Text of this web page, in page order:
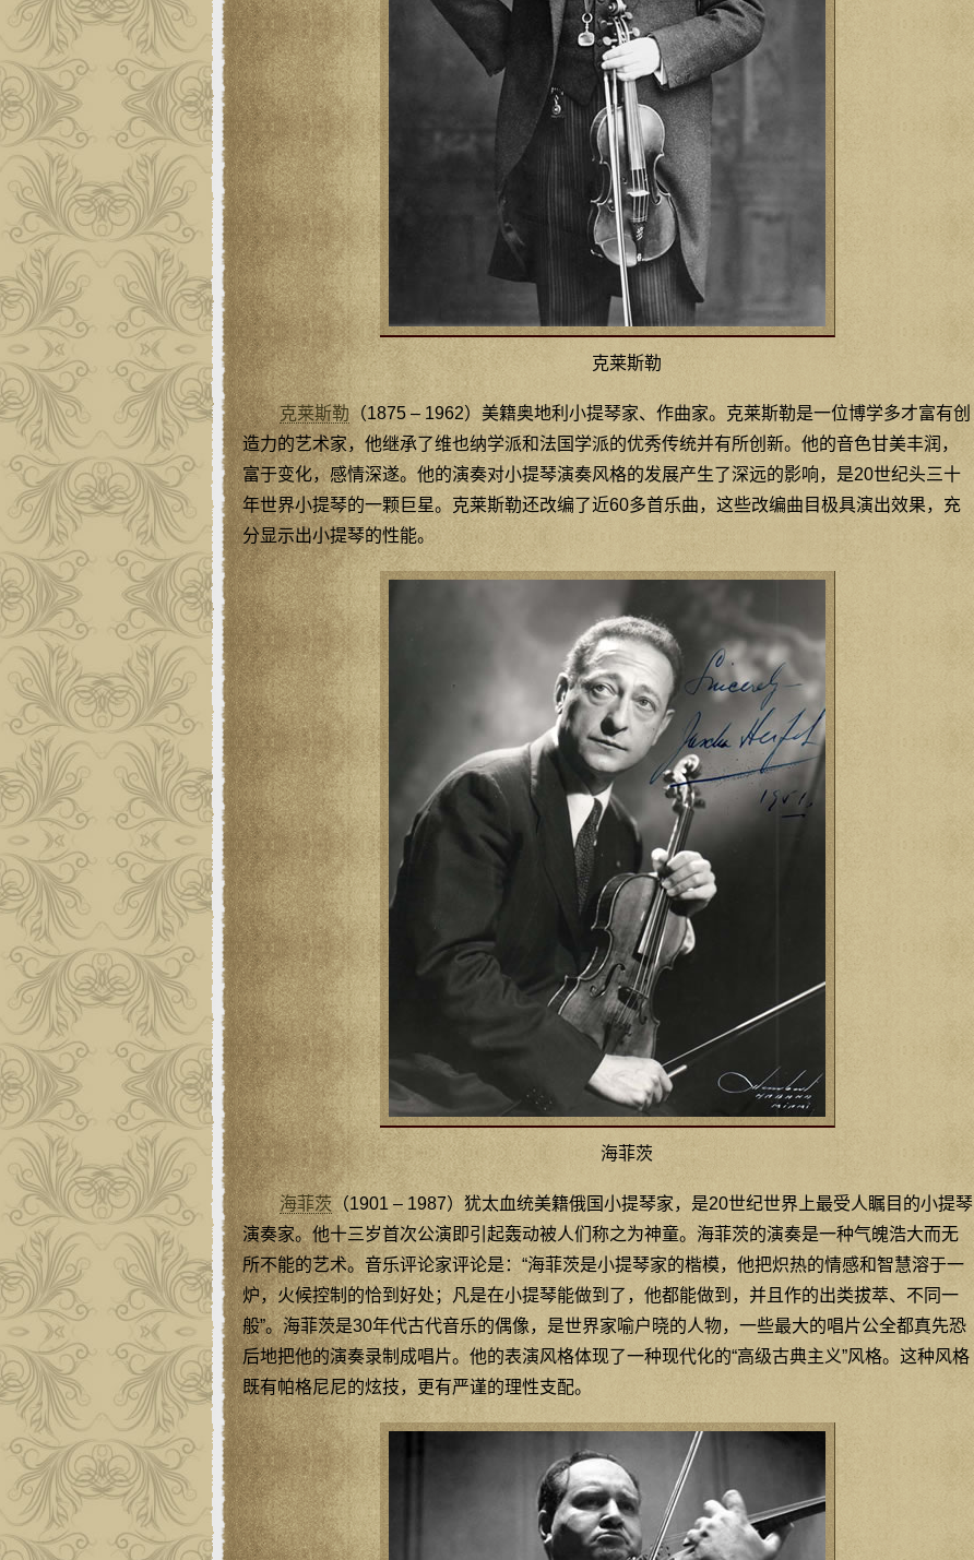
克莱斯勒
克莱斯勒（1875 – 1962）美籍奥地利小提琴家、作曲家。克莱斯勒是一位博学多才富有创
造力的艺术家，他继承了维也纳学派和法国学派的优秀传统并有所创新。他的音色甘美丰润，
富于变化，感情深遂。他的演奏对小提琴演奏风格的发展产生了深远的影响，是20世纪头三十
年世界小提琴的一颗巨星。克莱斯勒还改编了近60多首乐曲，这些改编曲目极具演出效果，充
分显示出小提琴的性能。
海菲茨
海菲茨（1901 – 1987）犹太血统美籍俄国小提琴家，是20世纪世界上最受人瞩目的小提琴
演奏家。他十三岁首次公演即引起轰动被人们称之为神童。海菲茨的演奏是一种气魄浩大而无
所不能的艺术。音乐评论家评论是：“海菲茨是小提琴家的楷模，他把炽热的情感和智慧溶于一
炉，火候控制的恰到好处；凡是在小提琴能做到了，他都能做到，并且作的出类拔萃、不同一
般”。海菲茨是30年代古代音乐的偶像，是世界家喻户晓的人物，一些最大的唱片公全都真先恐
后地把他的演奏录制成唱片。他的表演风格体现了一种现代化的“高级古典主义”风格。这种风格
既有帕格尼尼的炫技，更有严谨的理性支配。